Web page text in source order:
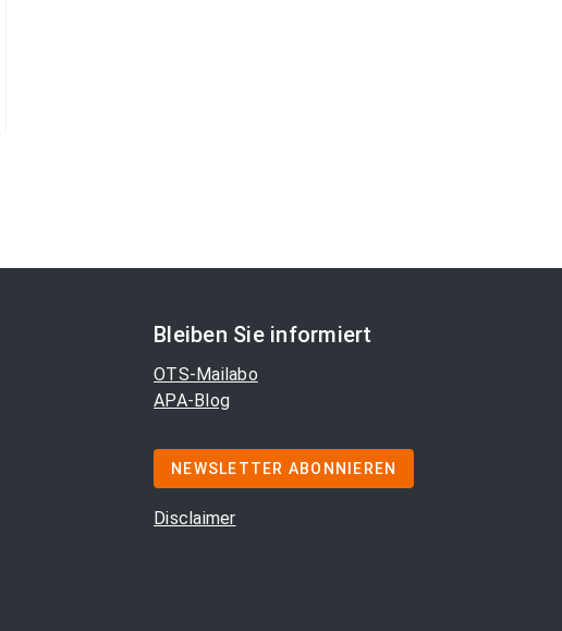
Bleiben Sie informiert
OTS-Mailabo
APA-Blog
NEWSLETTER ABONNIEREN
Disclaimer